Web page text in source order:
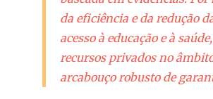
da eficiência e da redução
acesso à educação e à
recursos privados no
arcabouço robusto de